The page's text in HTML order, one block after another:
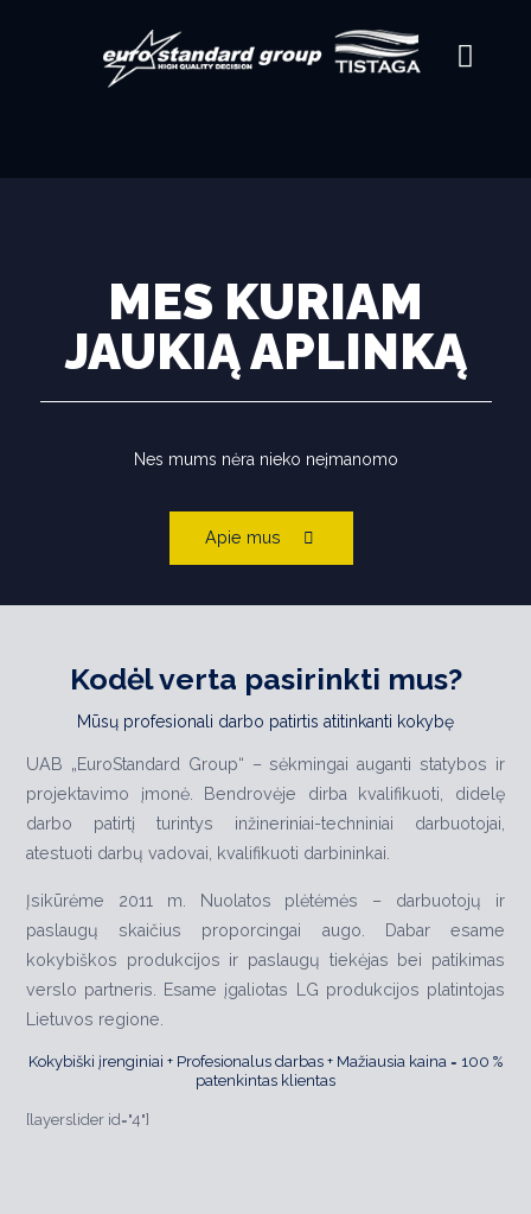
MES KURIAM
JAUKIĄ APLINKĄ
Nes mums nėra nieko neįmanomo
Apie mus
Kodėl verta pasirinkti mus?
Mūsų profesionali darbo patirtis atitinkanti kokybę
UAB „EuroStandard Group“ – sėkmingai auganti statybos ir
projektavimo įmonė. Bendrovėje dirba kvalifikuoti, didelę
darbo patirtį turintys inžineriniai-techniniai darbuotojai,
atestuoti darbų vadovai, kvalifikuoti darbininkai.
Įsikūrėme 2011 m. Nuolatos plėtėmės – darbuotojų ir
paslaugų skaičius proporcingai augo. Dabar esame
kokybiškos produkcijos ir paslaugų tiekėjas bei patikimas
verslo partneris. Esame įgaliotas LG produkcijos platintojas
Lietuvos regione.
Kokybiški įrenginiai + Profesionalus darbas + Mažiausia kaina = 100 %
patenkintas klientas
[layerslider id="4"]